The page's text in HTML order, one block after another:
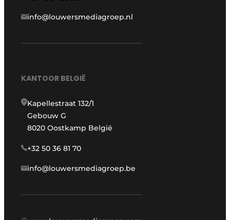
info@louwersmediagroep.nl
KANTOOR BELGIË
Kapellestraat 132/1
Gebouw G
8020 Oostkamp België
+32 50 36 81 70
info@louwersmediagroep.be